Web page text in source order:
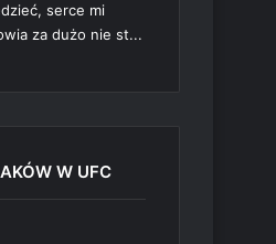
serce mi
za dużo nie st...
W UFC